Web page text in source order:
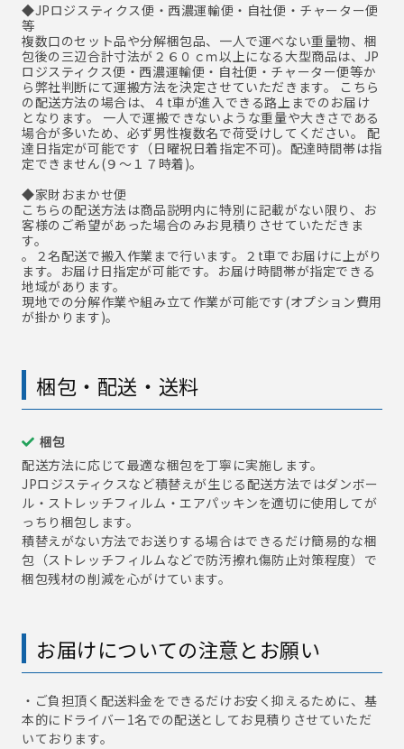
◆JPロジスティクス便・西濃運輸便・自社便・チャーター便
等
複数口のセット品や分解梱包品、一人で運べない重量物、梱
包後の三辺合計寸法が２６０ｃｍ以上になる大型商品は、JP
ロジスティクス便・西濃運輸便・自社便・チャーター便等か
ら弊社判断にて運搬方法を決定させていただきます。 こちら
の配送方法の場合は、４t車が進入できる路上までのお届け
となります。 一人で運搬できないような重量や大きさである
場合が多いため、必ず男性複数名で荷受けしてください。 配
達日指定が可能です（日曜祝日着指定不可)。配達時間帯は指
定できません(９～１７時着)。
◆家財おまかせ便
こちらの配送方法は商品説明内に特別に記載がない限り、お
客様のご希望があった場合のみお見積りさせていただきま
す。
。２名配送で搬入作業まで行います。２t車でお届けに上がり
ます。お届け日指定が可能です。お届け時間帯が指定できる
地域があります。
現地での分解作業や組み立て作業が可能です(オプション費用
が掛かります)。
梱包・配送・送料
梱包
配送方法に応じて最適な梱包を丁寧に実施します。
JPロジスティクスなど積替えが生じる配送方法ではダンボー
ル・ストレッチフィルム・エアパッキンを適切に使用してが
っちり梱包します。
積替えがない方法でお送りする場合はできるだけ簡易的な梱
包（ストレッチフィルムなどで防汚擦れ傷防止対策程度）で
梱包残材の削減を心がけています。
お届けについての注意とお願い
・ご負担頂く配送料金をできるだけお安く抑えるために、基
本的にドライバー1名での配送としてお見積りさせていただ
いております。